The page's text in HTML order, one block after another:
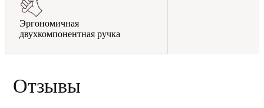
Эргономичная
двухкомпонентная ручка
Отзывы